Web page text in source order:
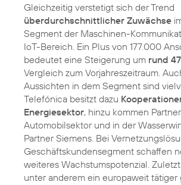
Gleichzeitig verstetigt sich der Trend
überdurchschnittlicher Zuwächse
Segment der Maschinen-
IoT-Bereich. Ein Plus von 177.000
bedeutet eine Steigerung um rund
Vergleich zum Vorjahreszeitraum.
Aussichten in dem Segment sind
Telefónica besitzt dazu
Energiesektor, hinzu kommen
Automobilsektor und in der
Partner Siemens. Bei
Geschäftskundensegment schaffen
weiteres Wachstumspotenzial.
unter anderem ein europaweit tätiger